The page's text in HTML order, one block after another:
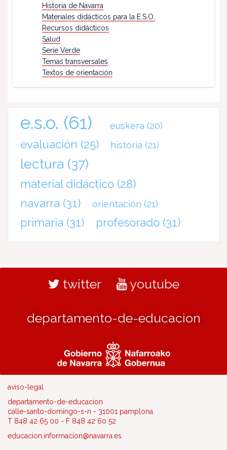
Historia de Navarra
Materiales didácticos para la E.S.O.
Recursos didácticos
Salud
Serie Verde
Temas transversales
Textos de orientación
e.s.o. (61) euskera (20)
evaluación (25) historia (21)
lectura (37)
material didáctico (28)
navarra (31) orientación (21)
primaria (31) profesorado (31)
twitter youtube
departamento-de-educacion
aviso-legal
departamento-de-educacion
calle-santo-domingo-s-n - 31001 pamplona
T 848 42 65 00 - F 848 42 60 52
educacion.informacion@navarra.es